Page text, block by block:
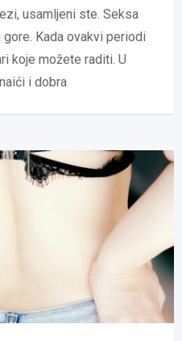
usamljeni ste. Seksa
Kada ovakvi periodi
koje možete raditi. U
i dobra